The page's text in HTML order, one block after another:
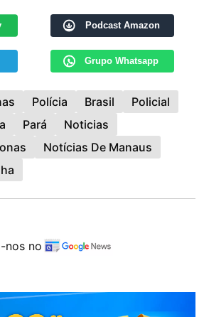
Podcast Amazon
Grupo Whatsapp
Polícia Brasil
Policial
Pará
Noticias
Notícias De Manaus
nos no